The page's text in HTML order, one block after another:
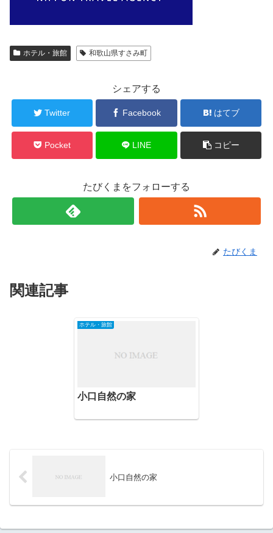
ホテル・旅館 和歌山県すさみ町
シェアする
Twitter Facebook はてブ
Pocket LINE コピー
たびくまをフォローする
たびくま
関連記事
ホテル・旅館
小口自然の家
小口自然の家